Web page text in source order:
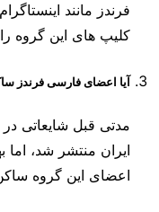
فرندز مانند
کلیپ های این گروه
آیا اعضای فارسی فرندز
مدتی قبل شایعاتی
ایران منتشر شد، اما
اعضای این گروه